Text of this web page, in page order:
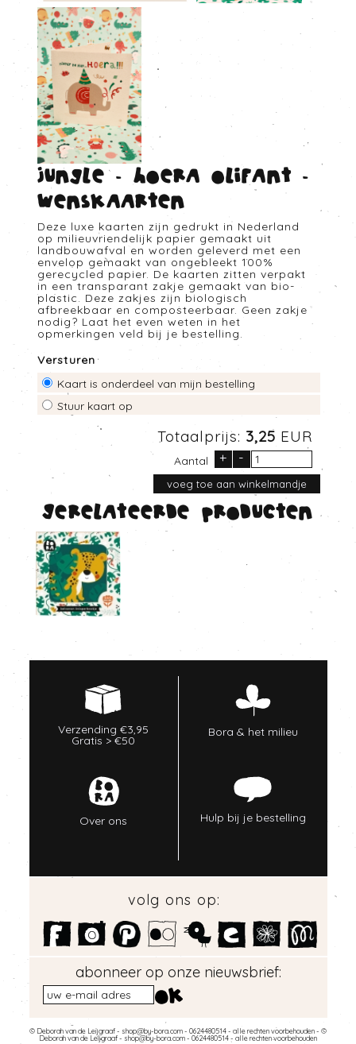
Jungle - Hoera olifant -
Wenskaarten
Deze luxe kaarten zijn gedrukt in Nederland
op milieuvriendelijk papier gemaakt uit
landbouwafval en worden geleverd met een
envelop gemaakt van ongebleekt 100%
gerecycled papier. De kaarten zitten verpakt
in een transparant zakje gemaakt van bio-
plastic. Deze zakjes zijn biologisch
afbreekbaar en composteerbaar. Geen zakje
nodig? Laat het even weten in het
opmerkingen veld bij je bestelling.
Versturen
Kaart is onderdeel van mijn bestelling
Stuur kaart op
Totaalprijs: 3,25 EUR
Aantal + -
Gerelateerde producten
Verzending €3,95
Gratis > €50
Bora & het milieu
Over ons Hulp bij je bestelling
volg ons op:
abonneer op onze nieuwsbrief:
© Deborah van de Leijgraaf - shop@by-bora.com- 0624480514 - alle rechten voorbehouden - ©
Deborah van de Leijgraaf - shop@by-bora.com- 0624480514 - alle rechten voorbehouden